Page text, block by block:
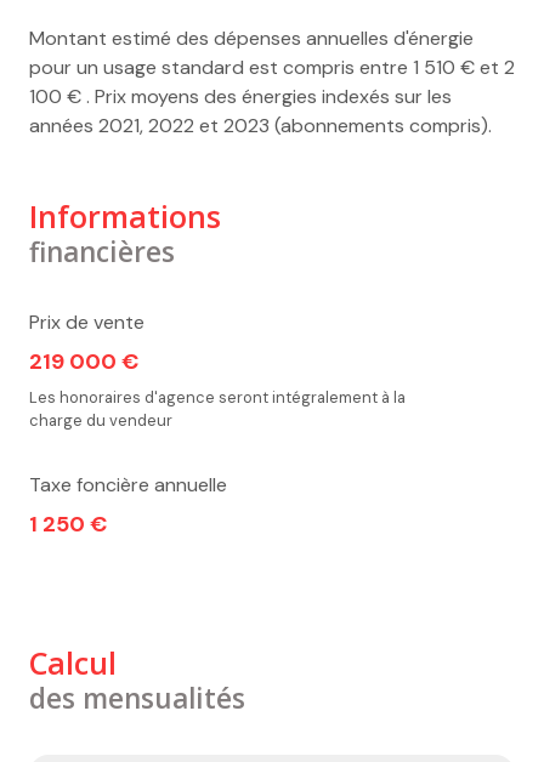
Montant estimé des dépenses annuelles d'énergie
pour un usage standard est compris entre 1 510 € et 2
100 € . Prix moyens des énergies indexés sur les
années 2021, 2022 et 2023 (abonnements compris).
Informations
financières
Prix de vente
219 000 €
Les honoraires d'agence seront intégralement à la
charge du vendeur
Taxe foncière annuelle
1 250 €
Calcul
des mensualités